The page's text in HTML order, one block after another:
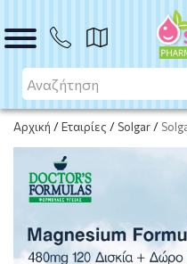
Αρχική /Εταιρίες / Solgar /